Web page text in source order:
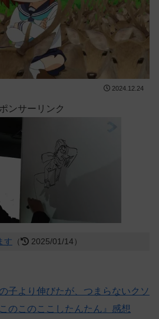
2024.12.24
ンサーリンク
す （ 2025/01/14）
子より伸びたが、つまらないクソ
のこのここしたんたん』感想